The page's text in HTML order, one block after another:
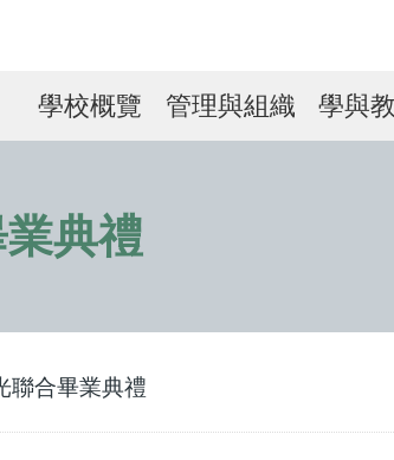
Main
navigation
學校概覽 管理與組織 學與教
典禮
合畢業典禮